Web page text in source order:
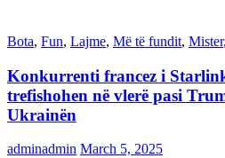
Bota, Fun, Lajme, Më të fundit, Mister,
Konkurrenti francez i
trefishohen në vlerë pasi
Ukrainën
adminadmin March 5, 2025